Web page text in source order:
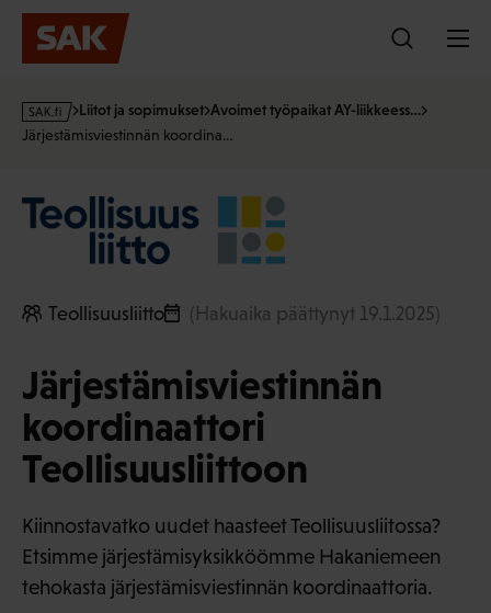
Hyppää
sisältöön
s
a
f
Liitot ja sopimukset Avoimet työpaikat AY-liikkeess…
Järjestämisviestinnän koordina…
Teollisuusliitto (Hakuaika päättynyt 19.1.2025)
Järjestämisviestinnän
koordinaattori
Teollisuusliittoon
Kiinnostavatko uudet haasteet Teollisuusliitossa?
Etsimme järjestämisyksikköömme Hakaniemeen
tehokasta järjestämisviestinnän koordinaattoria.